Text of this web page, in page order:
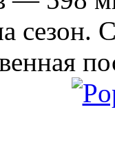
сезон.